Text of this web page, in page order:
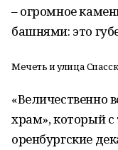
– огромное
башнями: это
Мечеть и улица
«Величественно
храм», который с
оренбургские